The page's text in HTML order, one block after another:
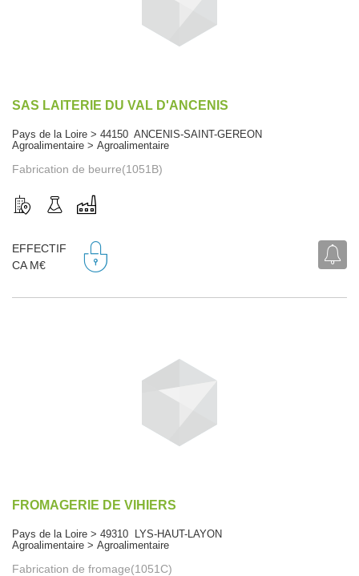
SAS LAITERIE DU VAL D'ANCENIS
Pays de la Loire > 44150 ANCENIS-SAINT-GEREON
Agroalimentaire > Agroalimentaire
Fabrication de beurre(1051B)
EFFECTIF
CA M€
FROMAGERIE DE VIHIERS
Pays de la Loire > 49310 LYS-HAUT-LAYON
Agroalimentaire > Agroalimentaire
Fabrication de fromage(1051C)